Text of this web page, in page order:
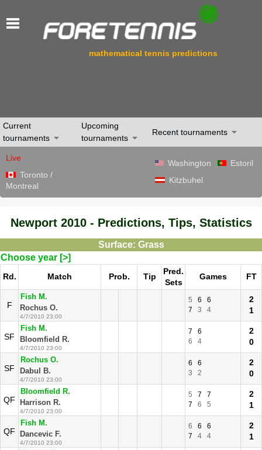
mathematical tennis predictions
Current
tournaments
Upcoming
tournaments
Recent tournaments
Live
Toronto /
Montreal
Washington
Estoril
Kitzbuhel
Newport 2010 - Predictions, Tips, Statistics
Surface: Grass
Choose year [>]
Rd. Match Prob. Tip
Pred.
Sets
Games FT
F
Fish M.
Rochus O.
4/7/2010 23:00
5 6
6
7
3 4
2
1
SF
Fish M.
Bloomfield R.
4/7/2010 23:00
7
6
6
4
2
0
SF
Rochus O.
Dabul B.
4/7/2010 23:00
6
6
3
2
2
0
QF
Bloomfield R.
Harrison R.
4/7/2010 23:00
5 7
7
7
6 5
2
1
QF
Fish M.
Dancevic F.
4/7/2010 23:00
6 6
6
7
4 4
2
1